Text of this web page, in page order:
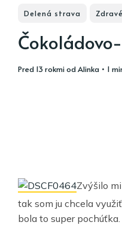
Delená strava
pred 13 rokmiodAlinka • 1
Zvýšilo
tak som ju chcela
bola to super pochúťka.